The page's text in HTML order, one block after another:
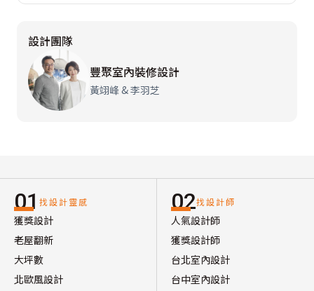
設計團隊
豐聚室內裝修設計
黃翊峰 & 李羽芝
01 找設計靈感
獲獎設計
老屋翻新
大坪數
北歐風設計
02找設計師
人氣設計師
獲獎設計師
台北室內設計
台中室內設計